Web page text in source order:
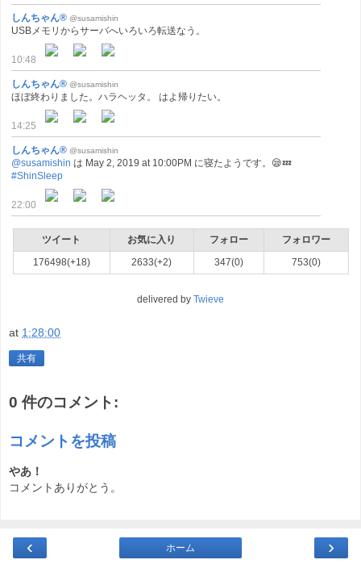
しんちゃん® @susamishin
USBメモリからサーバへいろいろ転送なう。
10:48
しんちゃん® @susamishin
ほぼ終わりました。ハラヘッタ。 はよ帰りたい。
14:25
しんちゃん® @susamishin
@susamishin は May 2, 2019 at 10:00PM に寝たようです。😪💤
#ShinSleep
22:00
ツイート お気に入り フォロー
フォロワー
176498(+18)
2633(+2) 347(0) 753(0)
delivered by Twieve
at 1:28:00
共有
0 件のコメント:
コメントを投稿
やあ！
コメントありがとう。
‹ ›
ホーム